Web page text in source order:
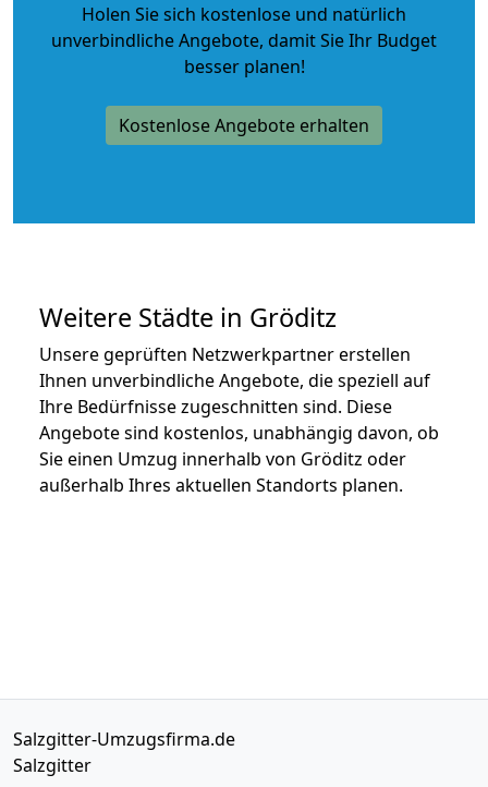
Holen Sie sich kostenlose und natürlich
unverbindliche Angebote, damit Sie Ihr Budget
besser planen!
Kostenlose Angebote erhalten
Weitere Städte in Gröditz
Unsere geprüften Netzwerkpartner erstellen
Ihnen unverbindliche Angebote, die speziell auf
Ihre Bedürfnisse zugeschnitten sind. Diese
Angebote sind kostenlos, unabhängig davon, ob
Sie einen Umzug innerhalb von Gröditz oder
außerhalb Ihres aktuellen Standorts planen.
Salzgitter-Umzugsfirma.de
Salzgitter